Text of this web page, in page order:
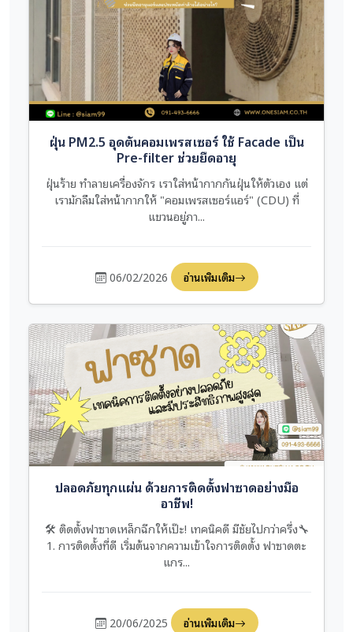
ฝุ่น PM2.5 อุดตันคอมเพรสเซอร์ ใช้ Facade เป็น
Pre-filter ช่วยยืดอายุ
ฝุ่นร้าย ทำลายเครื่องจักร เราใส่หน้ากากกันฝุ่นให้ตัวเอง แต่
เรามักลืมใส่หน้ากากให้ "คอมเพรสเซอร์แอร์" (CDU) ที่
แขวนอยู่ภา...
06/02/2026 อ่านเพิ่มเติม
ปลอดภัยทุกแผ่น ด้วยการติดตั้งฟาซาดอย่างมือ
อาชีพ!
🛠️ ติดตั้งฟาซาดเหล็กฉีกให้เป๊ะ! เทคนิคดี มีชัยไปกว่าครึ่ง🔧
1. การติดตั้งที่ดี เริ่มต้นจากความเข้าใจการติดตั้ง ฟาซาดตะ
แกร...
20/06/2025 อ่านเพิ่มเติม